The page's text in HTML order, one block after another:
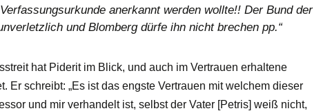
anerkannt werden wollte!! Der Bund der
und Blomberg dürfe ihn nicht brechen pp.“
hat Piderit im Blick, und auch im Vertrauen erhaltene
Er schreibt: „Es ist das engste Vertrauen mit welchem dieser
und mir verhandelt ist, selbst der Vater [Petris] weiß nicht,